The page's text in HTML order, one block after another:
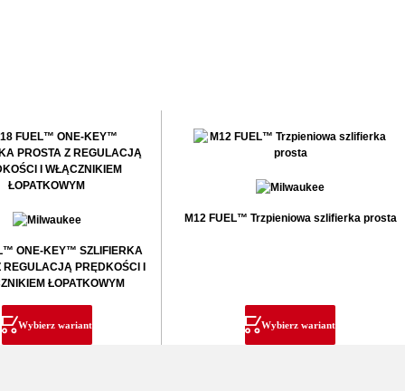
ONE-KEY™ SZLIFIERKA
REGULACJĄ PRĘDKOŚCI I
ŁOPATKOWYM
Wybierz wariant
M12 FUEL™ Trzpieniowa szlifierka prosta
Wybierz wariant